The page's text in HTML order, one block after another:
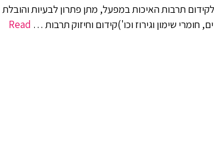
תרבות האיכות במפעל, מתן פתרון לבעיות והובלת
שימון וגירוז וכו')קידום וחיזוק תרבות … Read